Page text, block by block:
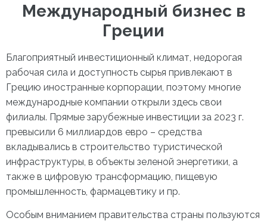
Международный бизнес в
Греции
Благоприятный инвестиционный климат, недорогая
рабочая сила и доступность сырья привлекают в
Грецию иностранные корпорации, поэтому многие
международные компании открыли здесь свои
филиалы. Прямые зарубежные инвестиции за 2023 г.
превысили 6 миллиардов евро – средства
вкладывались в строительство туристической
инфраструктуры, в объекты зеленой энергетики, а
также в цифровую трансформацию, пищевую
промышленность, фармацевтику и пр.
Особым вниманием правительства страны пользуются